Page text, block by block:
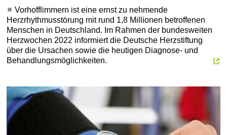
Vorhofflimmern ist eine ernst zu nehmende
Herzrhythmusstörung mit rund 1,8 Millionen betroffenen
Menschen in Deutschland. Im Rahmen der bundesweiten
Herzwochen 2022 informiert die Deutsche Herzstiftung
über die Ursachen sowie die heutigen Diagnose- und
Behandlungsmöglichkeiten.